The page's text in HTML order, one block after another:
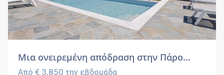
Μια ονειρεμένη απόδραση στην Πάρο…
Από € 3,850την εβδομάδα